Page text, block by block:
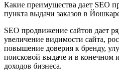
Какие преимущества дает SEO
пункта выдачи заказов в
SEO продвижение сайтов дает
увеличение видимости сайта,
повышение доверия к бренду,
поисковой выдаче и в конечном
доходов бизнеса.